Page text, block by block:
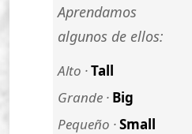
Aprendamos
algunos de ellos:
Alto ·Tall
Grande · Big
Pequeño ·Small